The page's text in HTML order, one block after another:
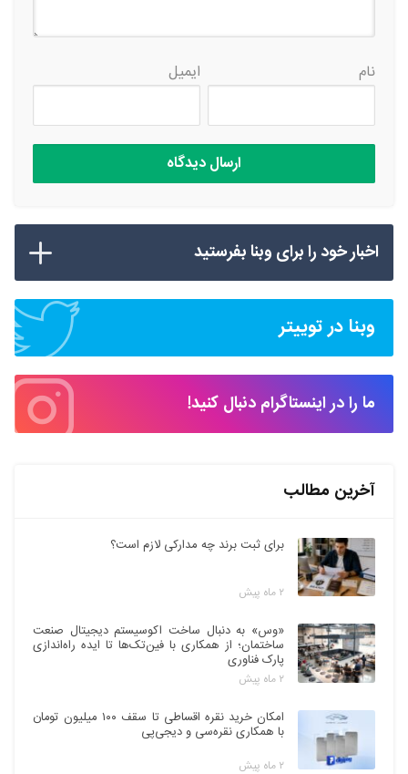
نام ایمیل
اخبار خود را برای وبنا بفرستید
وبنا در توییتر
ما را در اینستاگرام دنبال کنید!
آخرین مطالب
برای ثبت برند چه مدارکی لازم است؟
۲ ماه پیش
«وس» به دنبال ساخت اکوسیستم دیجیتال صنعت
ساختمان؛ از همکاری با فین‌تک‌ها تا ایده راه‌اندازی
پارک فناوری
۲ ماه پیش
امکان خرید نقره اقساطی تا سقف ۱۰۰ میلیون تومان
با همکاری نقره‌سی و دیجی‌پی
۲ ماه پیش